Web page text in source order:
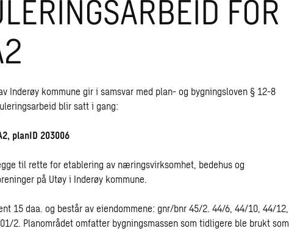
FOR
Inderøy kommune gir i samsvar med plan- og bygningsloven § 12-8
blir satt i gang:
planID 203006
til rette for etablering av næringsvirksomhet, bedehus og
på Utøy i Inderøy kommune.
15 daa. og består av eiendommene: gnr/bnr 45/2. 44/6, 44/10, 44/12,
2. Planområdet omfatter bygningsmassen som tidligere ble brukt som